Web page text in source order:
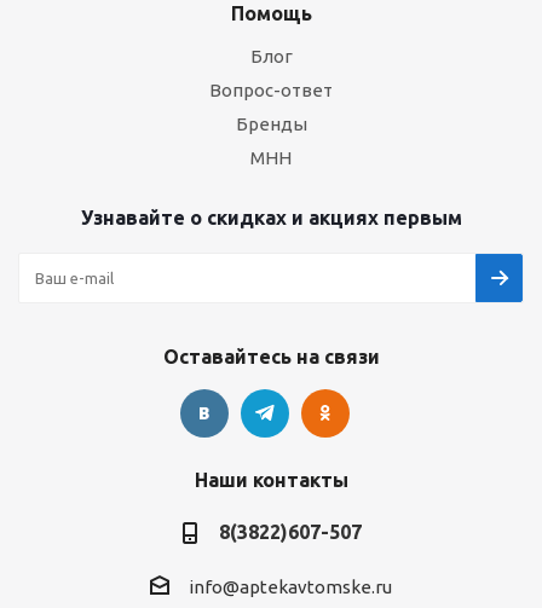
Помощь
Блог
Вопрос-ответ
Бренды
МНН
Узнавайте о скидках и акциях первым
Оставайтесь на связи
Наши контакты
8(3822)607-507
info@aptekavtomske.ru